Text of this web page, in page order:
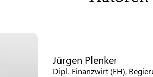
Jürgen Plenker
Dipl.-Finanzwirt (FH),